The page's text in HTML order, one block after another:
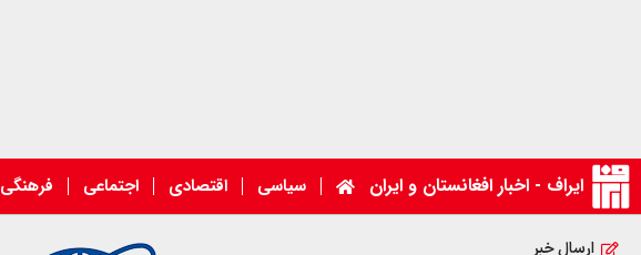
ایراف - اخبار افغانستان و ایران سیاسی اقتصادی اجتماعی فرهنگی
ارسال خبر